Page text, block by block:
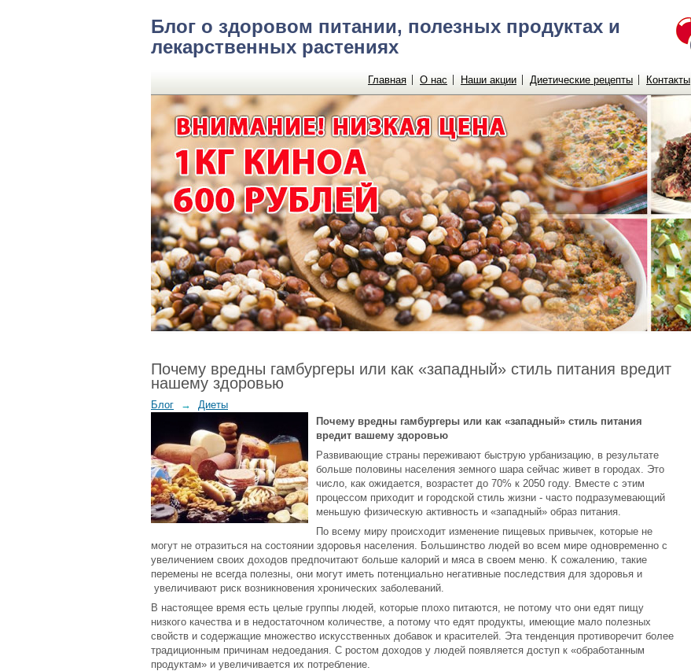
Блог о здоровом питании, полезных продуктах и
лекарственных растениях
Главная О нас Наши акции Диетические рецепты Контакты
Почему вредны гамбургеры или как «западный» стиль питания вредит
нашему здоровью
Блог →
Диеты
Почему вредны гамбургеры или как «западный» стиль питания
вредит вашему здоровью
Развивающие страны переживают быструю урбанизацию, в результате
больше половины населения земного шара сейчас живет в городах. Это
число, как ожидается, возрастет до 70% к 2050 году. Вместе с этим
процессом приходит и городской стиль жизни - часто подразумевающий
меньшую физическую активность и «западный» образ питания.
По всему миру происходит изменение пищевых привычек, которые не
могут не отразиться на состоянии здоровья населения. Большинство людей во всем мире одновременно с
увеличением своих доходов предпочитают больше калорий и мяса в своем меню. К сожалению, такие
перемены не всегда полезны, они могут иметь потенциально негативные последствия для здоровья и
увеличивают риск возникновения хронических заболеваний.
В настоящее время есть целые группы людей, которые плохо питаются, не потому что они едят пищу
низкого качества и в недостаточном количестве, а потому что едят продукты, имеющие мало полезных
свойств и содержащие множество искусственных добавок и красителей. Эта тенденция противоречит более
традиционным причинам недоедания. С ростом доходов у людей появляется доступ к «обработанным
продуктам» и увеличивается их потребление.